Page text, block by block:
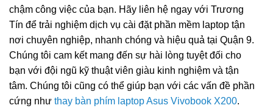
chậm công việc của bạn. Hãy liên hệ ngay với Trương
Tín để trải nghiệm dịch vụ cài đặt phần mềm laptop tận
nơi chuyên nghiệp, nhanh chóng và hiệu quả tại Quận 9.
Chúng tôi cam kết mang đến sự hài lòng tuyệt đối cho
bạn với đội ngũ kỹ thuật viên giàu kinh nghiệm và tận
tâm. Chúng tôi cũng có thể giúp bạn với các vấn đề phần
cứng như thay bàn phím laptop Asus Vivobook X200.